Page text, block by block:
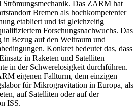
Strömungsmechanik. Das ZARM hat
Bremen als hochkompetenter
etabliert und ist gleichzeitig
Forschungsnachwuchs. Das
Bezug auf den Weltraum und
Konkret bedeutet das, dass
in Raketen und Satelliten
in der Schwerelosigkeit durchführen.
eigenen Fallturm, dem einzigen
für Mikrogravitation in Europa, als
auf Satelliten oder auf der
ISS.